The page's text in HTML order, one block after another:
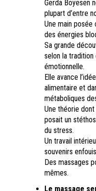
Gerda Boyesen
plupart d’entre
Une main
des énergies
Sa grande
selon la tradition
émotionnelle.
Elle avance
alimentaire et
métaboliques
Une théorie
posait un
du stress.
Un travail
souvenirs
Des massages
mêmes.
Le massage